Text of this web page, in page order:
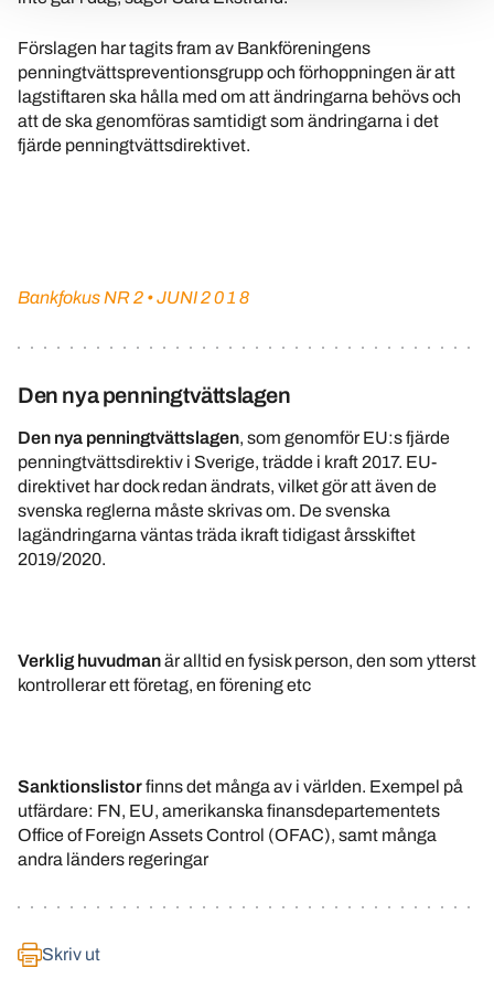
Förslagen har tagits fram av Bankföreningens
penningtvättspreventionsgrupp och förhoppningen är att
lagstiftaren ska hålla med om att ändringarna behövs och
att de ska genomföras samtidigt som ändringarna i det
fjärde penningtvättsdirektivet.
Bankfokus NR 2 • JUNI 2 0 1 8
Den nya penningtvättslagen
Den nya penningtvättslagen, som genomför EU:s fjärde
penningtvättsdirektiv i Sverige, trädde i kraft 2017. EU-
direktivet har dock redan ändrats, vilket gör att även de
svenska reglerna måste skrivas om. De svenska
lagändringarna väntas träda ikraft tidigast årsskiftet
2019/2020.
Verklig huvudmanär alltid en fysisk person, den som ytterst
kontrollerar ett företag, en förening etc
Sanktionslistorfinns det många av i världen. Exempel på
utfärdare: FN, EU, amerikanska finansdepartementets
Office of Foreign Assets Control (OFAC), samt många
andra länders regeringar
Skriv ut